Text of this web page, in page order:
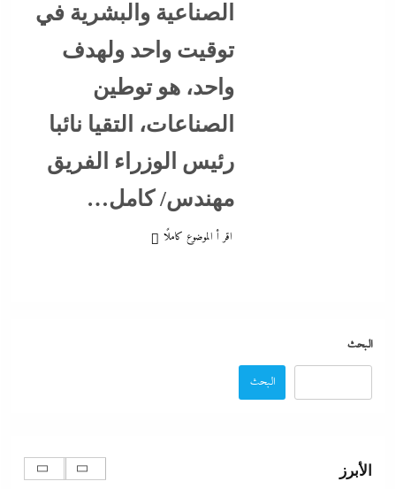
الصناعية والبشرية في
توقيت واحد ولهدف
واحد، هو توطين
الصناعات، التقيا نائبا
رئيس الوزراء الفريق
مهندس/ كامل…
اقر أ الموضوع كاملًا
البحث
البحث
الأبرز
رفض أم استبعاد أم خيار استراتيجي؟:لماذا لم تنضم مصر
17 يوليو، 2024